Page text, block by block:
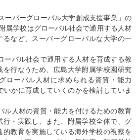
ーパーグローバル大学創成支援事業」の
属学校はグローバル社会で通用する人材
るなど、スーパーグローバルな大学の一
ーバル社会で通用する人材を育成する教
を行なうため、広島大学附属学校園研究
ローバル人材に求められる資質・能力
いかに育成していくのかを検討していま
ル人材の資質・能力を付けるための教育
行・実践し、また、附属学校全体で、グ
的教育を実施している海外学校の視察を